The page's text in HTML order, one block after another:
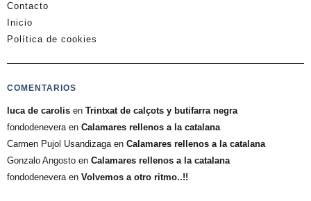
Contacto
Inicio
Política de cookies
COMENTARIOS
luca de carolis en Trintxat de calçots y butifarra negra
fondodeneveraen Calamares rellenos a la catalana
Carmen Pujol Usandizagaen Calamares rellenos a la catalana
Gonzalo Angosto en Calamares rellenos a la catalana
fondodeneveraen Volvemos a otro ritmo..!!